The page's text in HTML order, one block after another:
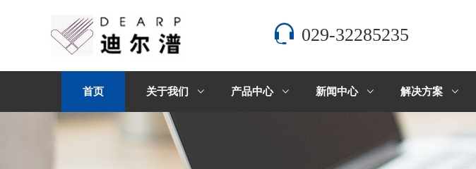
029-32285235
首页 关于我们 产品中心 新闻中心 解决方案